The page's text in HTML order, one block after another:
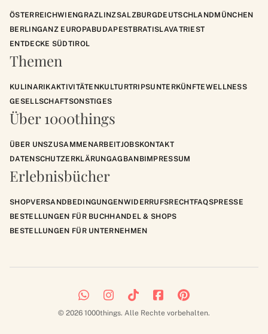
ÖSTERREICHWIENGRAZLINZSALZBURGDEUTSCHLANDMÜNCHEN
BERLINGANZ EUROPABUDAPESTBRATISLAVATRIEST
ENTDECKE SÜDTIROL
Themen
KULINARIKAKTIVITÄTENKULTURTRIPSUNTERKÜNFTEWELLNESS
GESELLSCHAFTSONSTIGES
Über 1000things
ÜBER UNSZUSAMMENARBEITJOBSKONTAKT
DATENSCHUTZERKLÄRUNGAGBANBIMPRESSUM
Erlebnisbücher
SHOPVERSANDBEDINGUNGENWIDERRUFSRECHTFAQSPRESSE
BESTELLUNGEN FÜR BUCHHANDEL & SHOPS
BESTELLUNGEN FÜR UNTERNEHMEN
© 2026 1000things. Alle Rechte vorbehalten.